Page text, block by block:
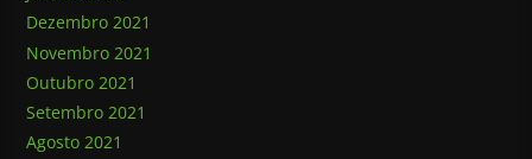
Dezembro 2021
Novembro 2021
Outubro 2021
Setembro 2021
Agosto 2021